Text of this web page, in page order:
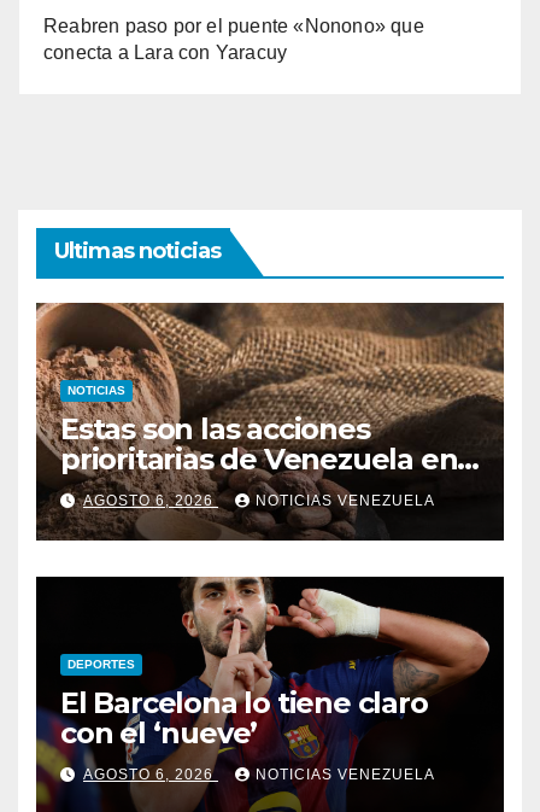
Reabren paso por el puente «Nonono» que
conecta a Lara con Yaracuy
Ultimas noticias
NOTICIAS
Estas son las acciones
prioritarias de Venezuela en
materia de cacao
AGOSTO 6, 2026 NOTICIAS VENEZUELA
DEPORTES
El Barcelona lo tiene claro
con el ‘nueve’
AGOSTO 6, 2026 NOTICIAS VENEZUELA